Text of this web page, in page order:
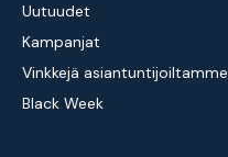
Uutuudet
Kampanjat
Vinkkejä asiantuntijoiltamme
Black Week